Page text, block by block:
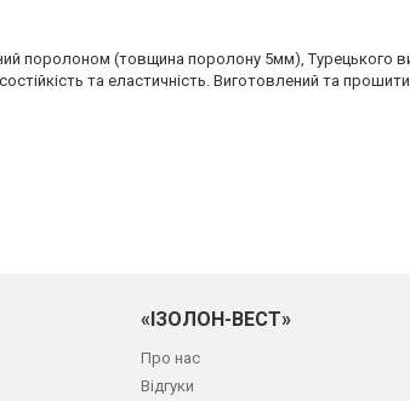
поролоном (товщина поролону 5мм), Турецького
та еластичність. Виготовлений та
«ІЗОЛОН-ВЕСТ»
Про нас
Відгуки